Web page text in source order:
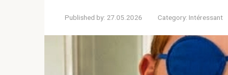
Published by: 27.05.2026 Category: Intéressant